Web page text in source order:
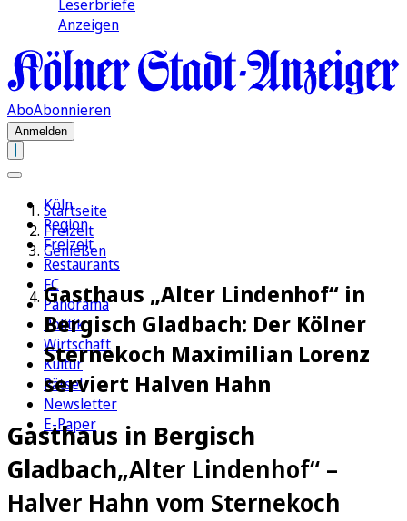
Leserbriefe
Anzeigen
AboAbonnieren
Anmelden
Köln
Region
Freizeit
Restaurants
FC
Panorama
Politik
Wirtschaft
Kultur
Rätsel
Newsletter
E-Paper
Startseite
Freizeit
Genießen
Gasthaus „Alter Lindenhof“ in
Bergisch Gladbach: Der Kölner
Sternekoch Maximilian Lorenz
serviert Halven Hahn
Gasthaus in Bergisch
Gladbach„Alter Lindenhof“ –
Halver Hahn vom Sternekoch